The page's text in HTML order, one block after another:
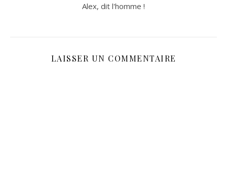
Alex, dit l'homme !
LAISSER UN COMMENTAIRE